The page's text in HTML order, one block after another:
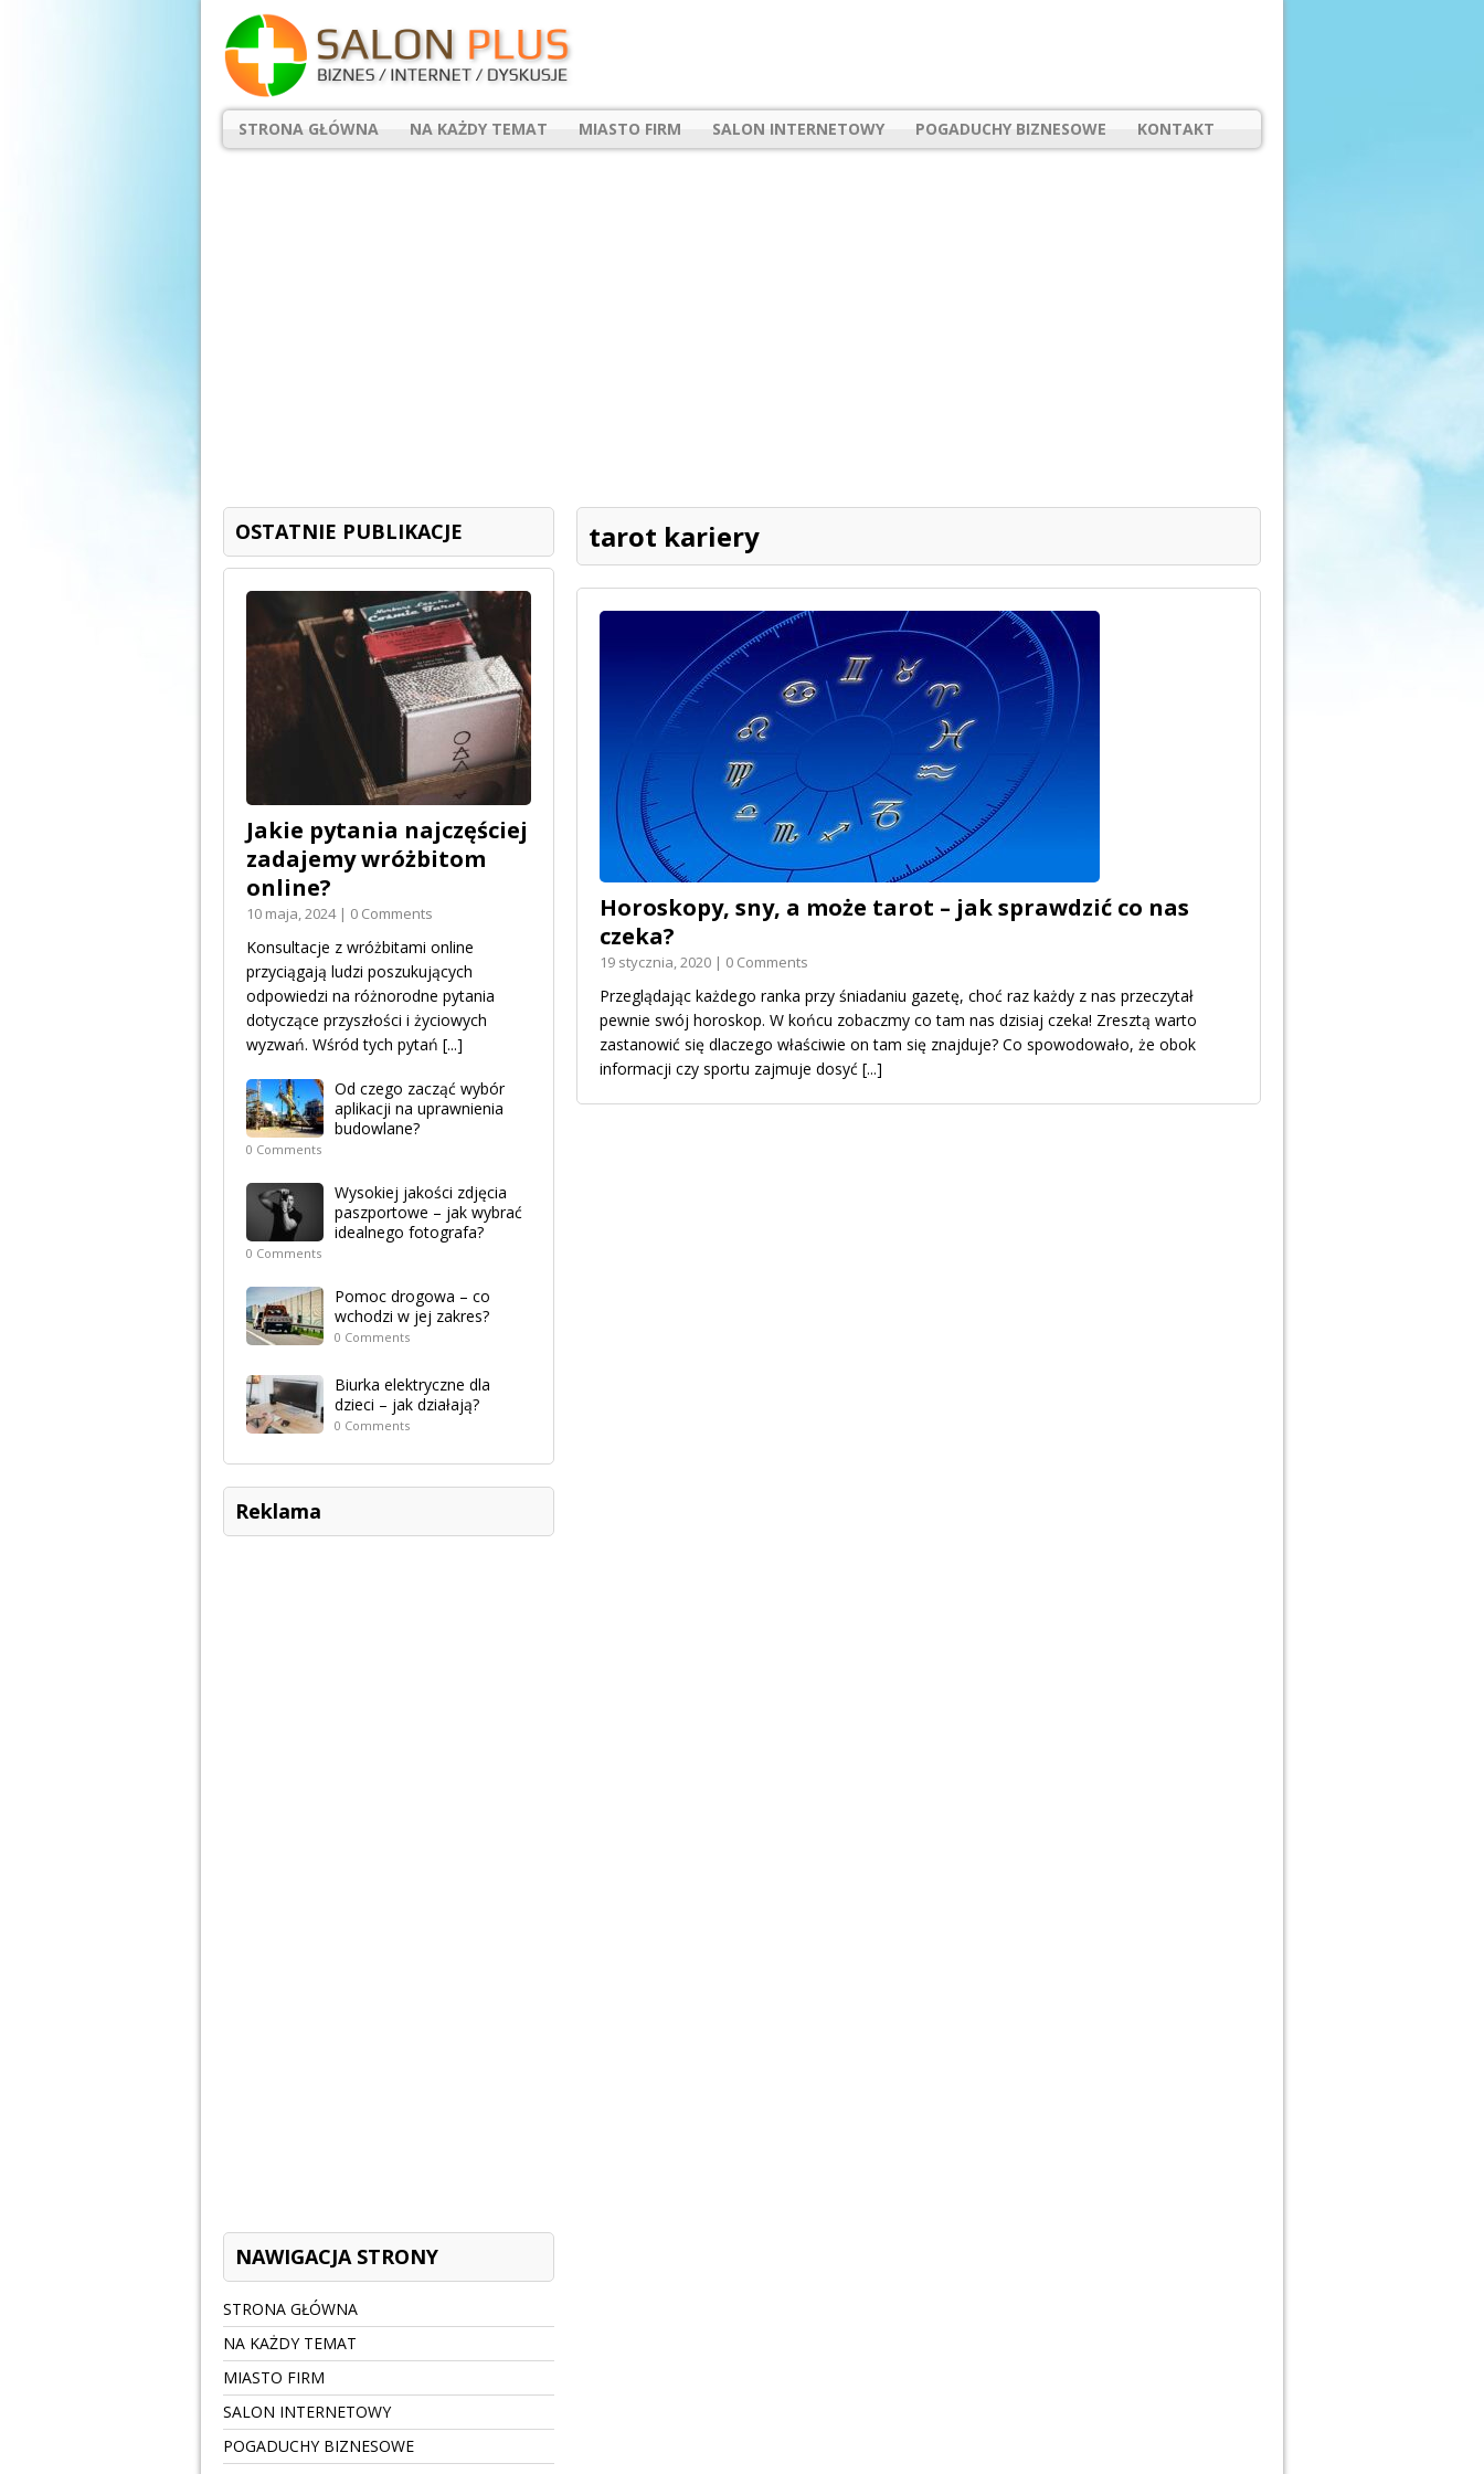
STRONA GŁÓWNA NA KAŻDY TEMAT MIASTO FIRM SALON INTERNETOWY POGADUCHY BIZNESOWE KONTAKT
tarot kariery
Horoskopy, sny, a może tarot – jak sprawdzić co nas
czeka?
19 stycznia, 2020 | 0 Comments
Przeglądając każdego ranka przy śniadaniu gazetę, choć raz każdy z nas przeczytał
pewnie swój horoskop. W końcu zobaczmy co tam nas dzisiaj czeka! Zresztą warto
zastanowić się dlaczego właściwie on tam się znajduje? Co spowodowało, że obok
informacji czy sportu zajmuje dosyć [...]
OSTATNIE PUBLIKACJE
Jakie pytania najczęściej
zadajemy wróżbitom
online?
10 maja, 2024 | 0 Comments
Konsultacje z wróżbitami online
przyciągają ludzi poszukujących
odpowiedzi na różnorodne pytania
dotyczące przyszłości i życiowych
wyzwań. Wśród tych pytań [...]
Od czego zacząć wybór
aplikacji na uprawnienia
budowlane?
0 Comments
Wysokiej jakości zdjęcia
paszportowe – jak wybrać
idealnego fotografa?
0 Comments
Pomoc drogowa – co
wchodzi w jej zakres?
0 Comments
Biurka elektryczne dla
dzieci – jak działają?
0 Comments
Reklama
NAWIGACJA STRONY
STRONA GŁÓWNA
NA KAŻDY TEMAT
MIASTO FIRM
SALON INTERNETOWY
POGADUCHY BIZNESOWE